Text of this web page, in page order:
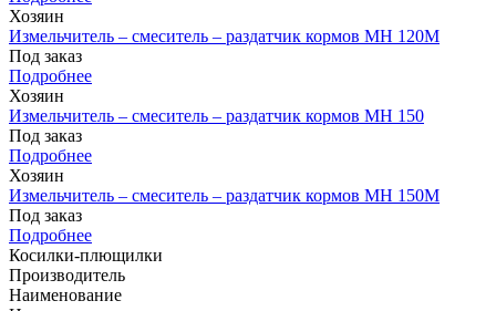
Хозяин
Измельчитель – смеситель – раздатчик кормов MH 120М
Под заказ
Подробнее
Хозяин
Измельчитель – смеситель – раздатчик кормов MH 150
Под заказ
Подробнее
Хозяин
Измельчитель – смеситель – раздатчик кормов MH 150М
Под заказ
Подробнее
Косилки-плющилки
Производитель
Наименование